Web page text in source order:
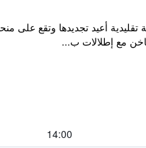
مع إطلالات ب...
14:00